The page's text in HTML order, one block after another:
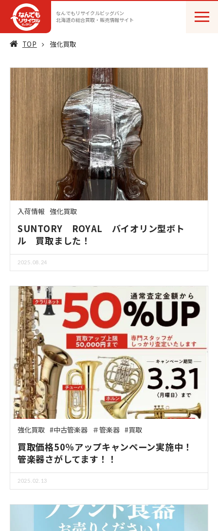
なんでもリサイクルビッグバン
北海道の総合買取・販売情報サイト
TOP 強化買取
入荷情報 強化買取
SUNTORY ROYAL バイオリン型ボト
ル 買取ました！
2025.08.24
強化買取 #中古管楽器 ＃管楽器 #買取
買取価格50％アップキャンペーン実施中！
管楽器さがしてます！！
2025.02.13